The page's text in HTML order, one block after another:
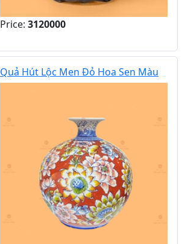
Price: 3120000
Quả Hút Lộc Men Đỏ Hoa Sen Màu